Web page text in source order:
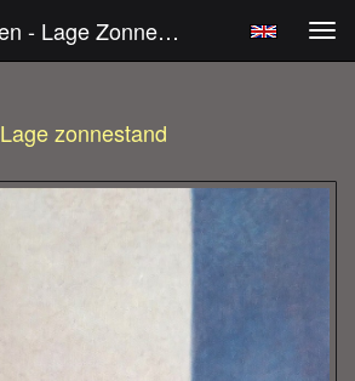
Maarten Welbergen - Lage Zonnestand
Lage zonnestand